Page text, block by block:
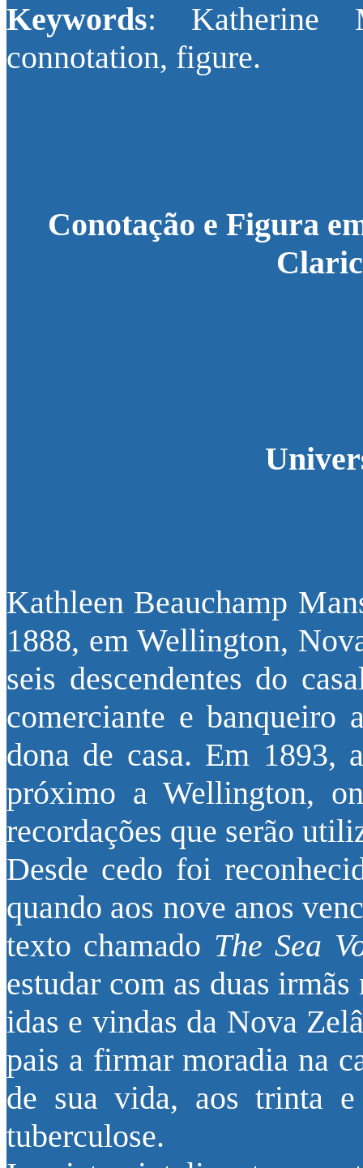
Keywords: Katherine
connotation, figure.
Conotação e Figura
Kathleen Beauchamp
1888, em Wellington,
seis descendentes do
comerciante e banqueiro
dona de casa. Em 1893,
próximo a Wellington,
recordações que serão
Desde cedo foi
quando aos nove anos
texto chamado The Sea
estudar com as duas
idas e vindas da Nova
pais a firmar moradia na
de sua vida, aos trinta
tuberculose.